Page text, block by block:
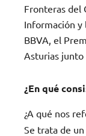
Fronteras del
Información y
BBVA, el
Asturias junto
¿En qué
¿A qué nos
Se trata de